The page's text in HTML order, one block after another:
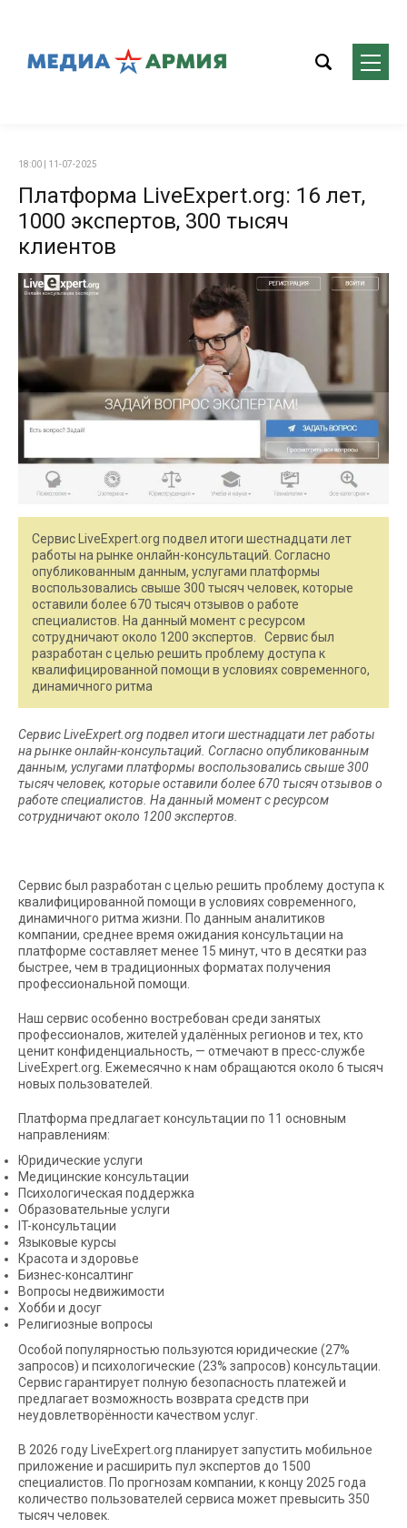
18:00 | 11-07-2025
Платформа LiveExpert.org: 16 лет,
1000 экспертов, 300 тысяч
клиентов
Сервис LiveExpert.org подвел итоги шестнадцати лет
работы на рынке онлайн-консультаций. Согласно
опубликованным данным, услугами платформы
воспользовались свыше 300 тысяч человек, которые
оставили более 670 тысяч отзывов о работе
специалистов. На данный момент с ресурсом
сотрудничают около 1200 экспертов. Сервис был
разработан с целью решить проблему доступа к
квалифицированной помощи в условиях современного,
динамичного ритма
Сервис LiveExpert.org подвел итоги шестнадцати лет работы
на рынке онлайн-консультаций. Согласно опубликованным
данным, услугами платформы воспользовались свыше 300
тысяч человек, которые оставили более 670 тысяч отзывов о
работе специалистов. На данный момент с ресурсом
сотрудничают около 1200 экспертов.
Сервис был разработан с целью решить проблему доступа к
квалифицированной помощи в условиях современного,
динамичного ритма жизни. По данным аналитиков
компании, среднее время ожидания консультации на
платформе составляет менее 15 минут, что в десятки раз
быстрее, чем в традиционных форматах получения
профессиональной помощи.
Наш сервис особенно востребован среди занятых
профессионалов, жителей удалённых регионов и тех, кто
ценит конфиденциальность, — отмечают в пресс-службе
LiveExpert.org. Ежемесячно к нам обращаются около 6 тысяч
новых пользователей.
Платформа предлагает консультации по 11 основным
направлениям:
Юридические услуги
Медицинские консультации
Психологическая поддержка
Образовательные услуги
IT-консультации
Языковые курсы
Красота и здоровье
Бизнес-консалтинг
Вопросы недвижимости
Хобби и досуг
Религиозные вопросы
Особой популярностью пользуются юридические (27%
запросов) и психологические (23% запросов) консультации.
Сервис гарантирует полную безопасность платежей и
предлагает возможность возврата средств при
неудовлетворённости качеством услуг.
В 2026 году LiveExpert.org планирует запустить мобильное
приложение и расширить пул экспертов до 1500
специалистов. По прогнозам компании, к концу 2025 года
количество пользователей сервиса может превысить 350
тысяч человек.